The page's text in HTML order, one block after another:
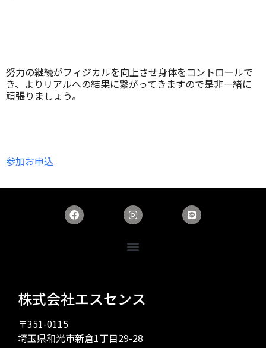
努力の継続がフィジカルを向上させ身体をコントロールで
き、よりリアルへの結果に繋がってきますので是非一緒に
頑張りましょう。
参加お申込
株式会社エスセンス
〒351-0115
埼玉県和光市新倉1丁目29-28